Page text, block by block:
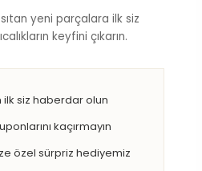
yeni parçalara ilk siz
keyfini çıkarın.
siz haberdar olun
kaçırmayın
özel sürpriz hediyemiz